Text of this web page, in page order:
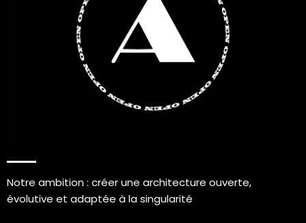
Notre ambition : créer une architecture ouverte,
évolutive et adaptée à la singularité